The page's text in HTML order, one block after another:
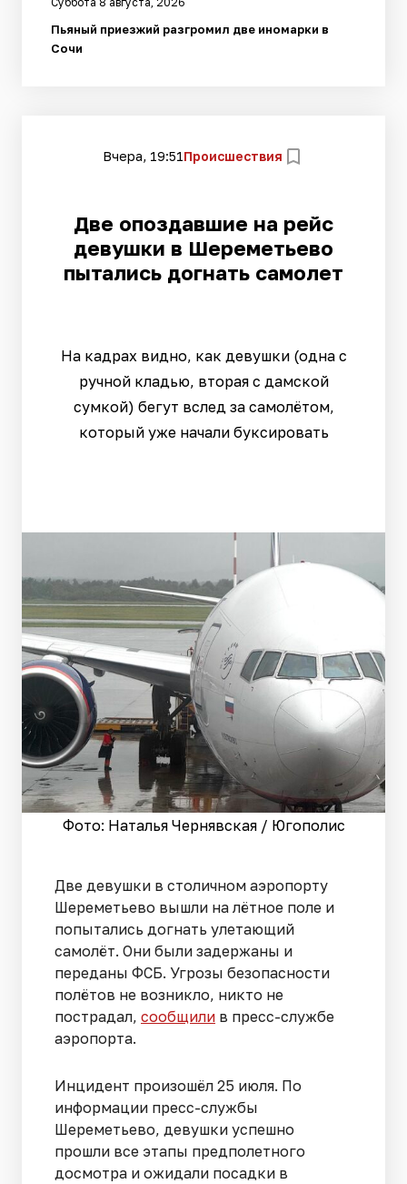
Пьяный приезжий разгромил две иномарки в
Сочи
Вчера, 19:51Происшествия
Две опоздавшие на рейс
девушки в Шереметьево
пытались догнать самолет
На кадрах видно, как девушки (одна с
ручной кладью, вторая с дамской
сумкой) бегут вслед за самолётом,
который уже начали буксировать
Фото: Наталья Чернявская / Югополис
Две девушки в столичном аэропорту
Шереметьево вышли на лётное поле и
попытались догнать улетающий
самолёт. Они были задержаны и
переданы ФСБ. Угрозы безопасности
полётов не возникло, никто не
пострадал, сообщили в пресс-службе
аэропорта.
Инцидент произошёл 25 июля. По
информации пресс-службы
Шереметьево, девушки успешно
прошли все этапы предполетного
досмотра и ожидали посадки в